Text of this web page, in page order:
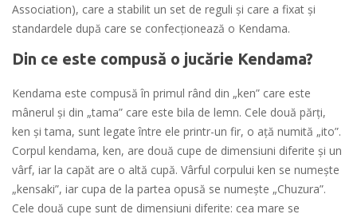
Association), care a stabilit un set de reguli și care a fixat și
standardele după care se confecționează o Kendama.
Din ce este compusă o jucărie Kendama?
Kendama este compusă în primul rând din „ken” care este
mânerul și din „tama” care este bila de lemn. Cele două părți,
ken și tama, sunt legate între ele printr-un fir, o ață numită „ito”.
Corpul kendama, ken, are două cupe de dimensiuni diferite și un
vârf, iar la capăt are o altă cupă. Vârful corpului ken se numește
„kensaki”, iar cupa de la partea opusă se numește „Chuzura”.
Cele două cupe sunt de dimensiuni diferite: cea mare se